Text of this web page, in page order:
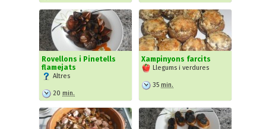
Rovellons i Pinetells
flamejats
Altres
20 min.
Xampinyons farcits
Llegums i verdures
35 min.